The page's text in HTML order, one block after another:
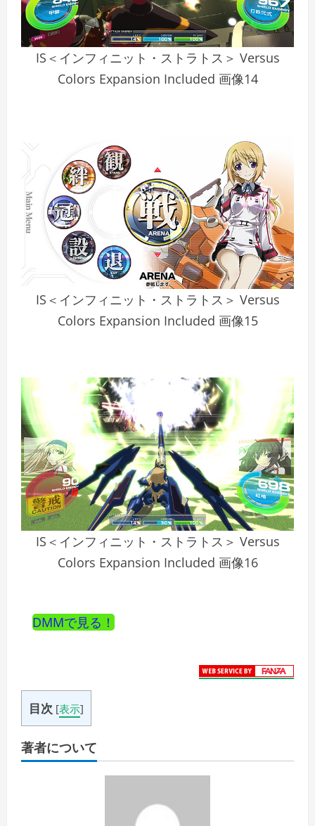
IS＜インフィニット・ストラトス＞ Versus
Colors Expansion Included 画像14
IS＜インフィニット・ストラトス＞ Versus
Colors Expansion Included 画像15
IS＜インフィニット・ストラトス＞ Versus
Colors Expansion Included 画像16
DMMで見る！
目次 [表示]
著者について